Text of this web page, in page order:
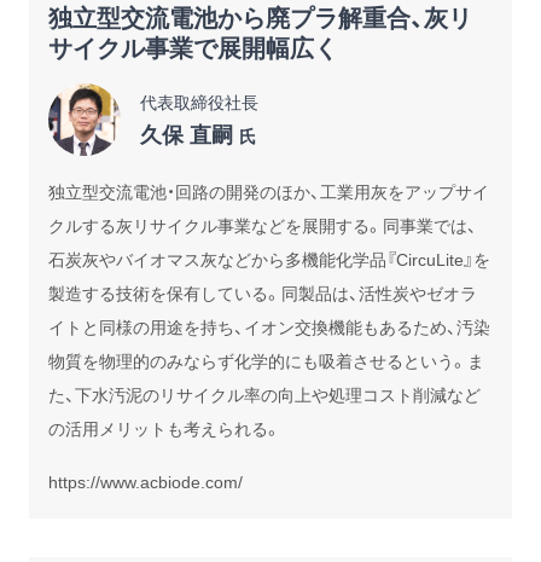
独立型交流電池から廃プラ解重合、灰リ
サイクル事業で展開幅広く
代表取締役社長
久保 直嗣 氏
独立型交流電池・回路の開発のほか、工業用灰をアップサイ
クルする灰リサイクル事業などを展開する。同事業では、
石炭灰やバイオマス灰などから多機能化学品『CircuLite』を
製造する技術を保有している。同製品は、活性炭やゼオラ
イトと同様の用途を持ち、イオン交換機能もあるため、汚染
物質を物理的のみならず化学的にも吸着させるという。ま
た、下水汚泥のリサイクル率の向上や処理コスト削減など
の活用メリットも考えられる。
https://www.acbiode.com/